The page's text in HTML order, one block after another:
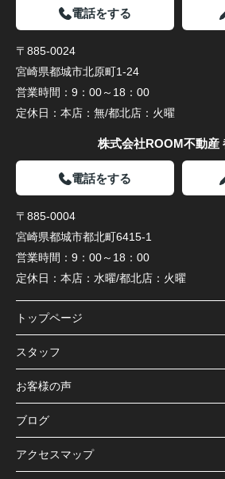
電話をする
〒885-0024
宮崎県都城市北原町1-24
営業時間： 9：00～18：00
定休日： 本店：無/都北店：火曜
株式会社ROOM不動産
電話をする
〒885-0004
宮崎県都城市都北町6415-1
営業時間： 9：00～18：00
定休日： 本店：水曜/都北店：火曜
トップページ
スタッフ
お客様の声
ブログ
アクセスマップ